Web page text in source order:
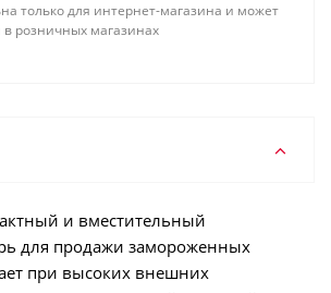
только для интернет-магазина и может
в розничных магазинах
и вместительный
для продажи замороженных
при высоких внешних